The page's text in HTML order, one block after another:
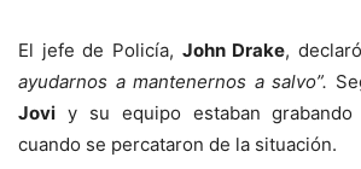
El jefe de Policía, John Drake,
ayudarnos a mantenernos a salvo”.
Jovi y su equipo estaban
cuando se percataron de la situación.